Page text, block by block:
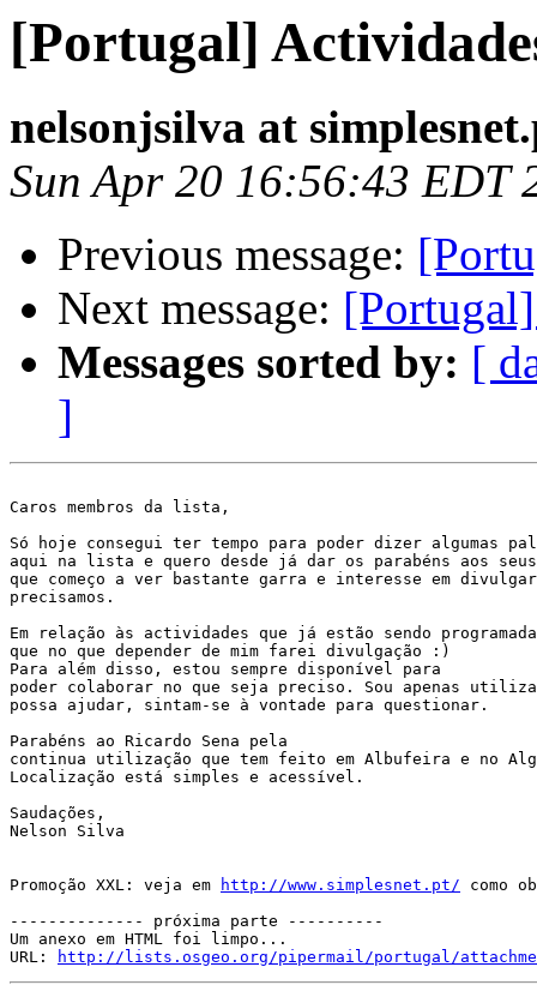
[Portugal]
nelsonjsilva at
Sun Apr 20 16:56:43 EDT
Previous message:
Next message:
Messages sorted by: [
]
Caros membros da lista,
Só hoje consegui ter tempo para poder dizer algumas
aqui na lista e quero desde já dar os parabéns aos
que começo a ver bastante garra e interesse em
precisamos.
Em relação às actividades que já estão sendo
que no que depender de mim farei divulgação :)
Para além disso, estou sempre disponível para
poder colaborar no que seja preciso. Sou apenas
possa ajudar, sintam-se à vontade para questionar.
Parabéns ao Ricardo Sena pela
continua utilização que tem feito em Albufeira e no
Localização está simples e acessível.
Saudações,
Nelson Silva
Promoção XXL: veja em http://www.simplesnet.pt/ como
-------------- próxima parte ----------
Um anexo em HTML foi limpo...
URL:
http://lists.osgeo.org/pipermail/portugal/